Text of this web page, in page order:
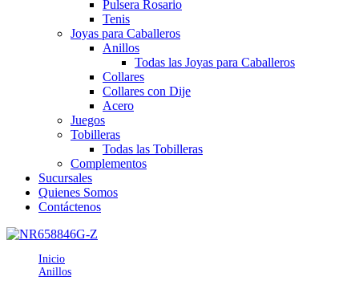
Pulsera Rosario
Tenis
Joyas para Caballeros
Anillos
Todas las Joyas para Caballeros
Collares
Collares con Dije
Acero
Juegos
Tobilleras
Todas las Tobilleras
Complementos
Sucursales
Quienes Somos
Contáctenos
Inicio
Anillos